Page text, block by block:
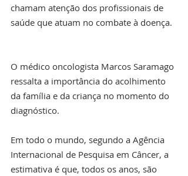
chamam atenção dos profissionais de
saúde que atuam no combate à doença.
O médico oncologista Marcos Saramago
ressalta a importância do acolhimento
da família e da criança no momento do
diagnóstico.
Em todo o mundo, segundo a Agência
Internacional de Pesquisa em Câncer, a
estimativa é que, todos os anos, são